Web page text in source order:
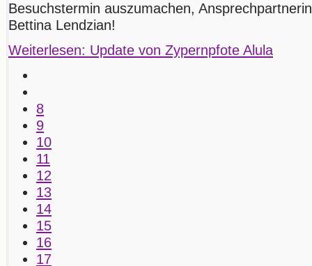
Besuchstermin auszumachen,
Bettina Lendzian!
Weiterlesen: Update von Zypernpfote Alula
8
9
10
11
12
13
14
15
16
17